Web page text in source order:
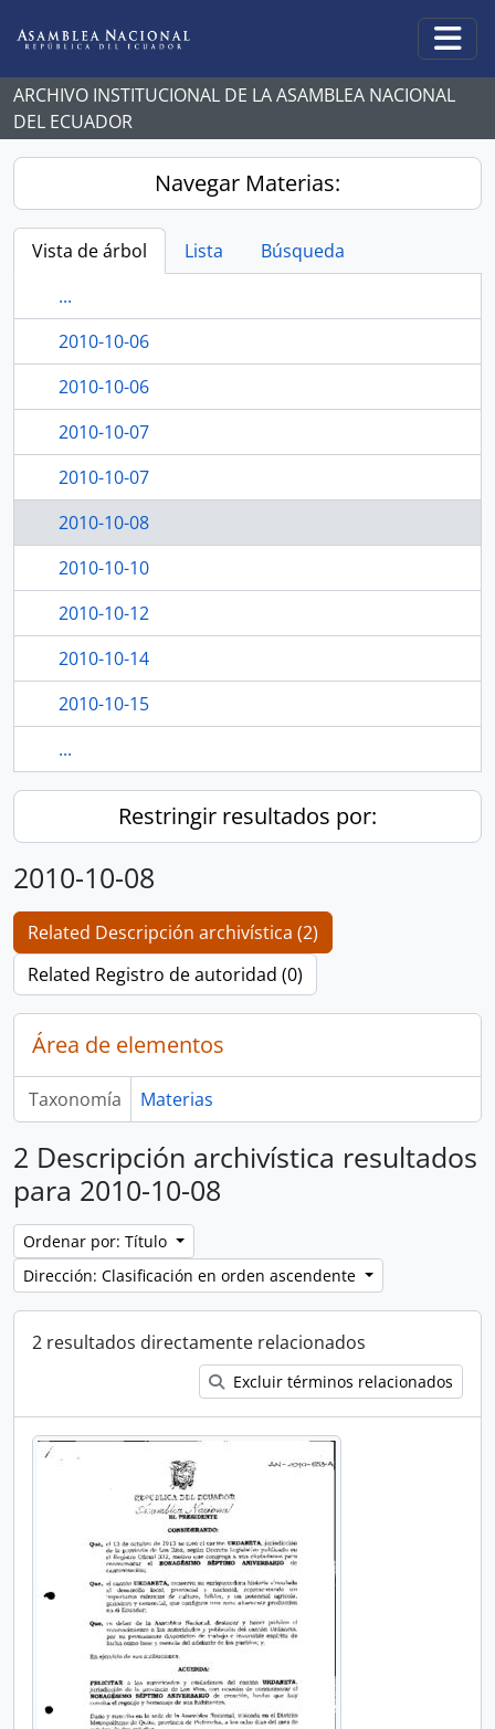
ARCHIVO INSTITUCIONAL DE LA ASAMBLEA NACIONAL
DEL ECUADOR
Navegar Materias:
Vista de árbol Lista
Búsqueda
...
2010-10-06
2010-10-06
2010-10-07
2010-10-07
2010-10-08
2010-10-10
2010-10-12
2010-10-14
2010-10-15
...
Restringir resultados por:
2010-10-08
Related Descripción archivística (2)
Related Registro de autoridad (0)
Área de elementos
Taxonomía Materias
2 Descripción archivística resultados
para 2010-10-08
Ordenar por: Título
Dirección: Clasificación en orden ascendente
2 resultados directamente relacionados
Excluir términos relacionados